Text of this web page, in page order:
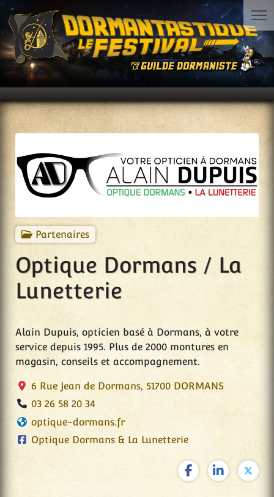
Partenaires
Optique Dormans / La
Lunetterie
Alain Dupuis, opticien basé à Dormans, à votre
service depuis 1995. Plus de 2000 montures en
magasin, conseils et accompagnement.
6 Rue Jean de Dormans, 51700 DORMANS
03 26 58 20 34
optique-dormans.fr
Optique Dormans & La Lunetterie